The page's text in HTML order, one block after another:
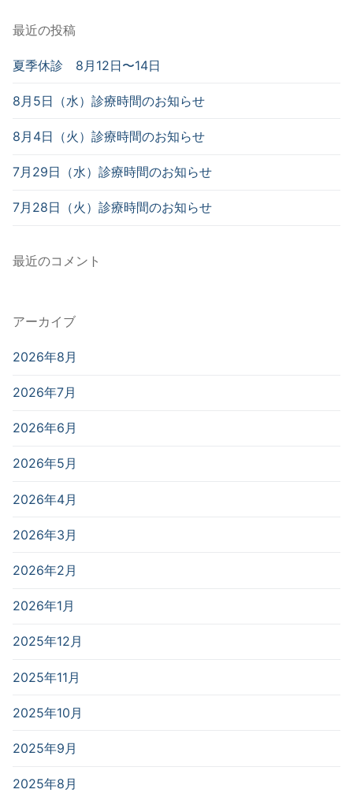
象:
最近の投稿
夏季休診 8月12日〜14日
8月5日（水）診療時間のお知らせ
8月4日（火）診療時間のお知らせ
7月29日（水）診療時間のお知らせ
7月28日（火）診療時間のお知らせ
最近のコメント
アーカイブ
2026年8月
2026年7月
2026年6月
2026年5月
2026年4月
2026年3月
2026年2月
2026年1月
2025年12月
2025年11月
2025年10月
2025年9月
2025年8月